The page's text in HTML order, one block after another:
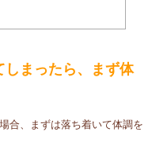
まったら、まず体
合、まずは落ち着いて体調を